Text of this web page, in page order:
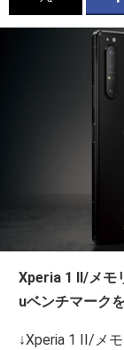
Xperia 1 II/メモ
uベンチマーク
↓Xperia 1 II/メ